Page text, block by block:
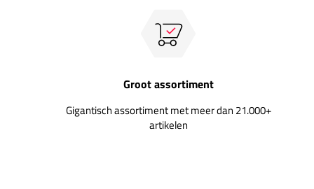
Groot assortiment
Gigantisch assortiment met meer dan 21.000+
artikelen